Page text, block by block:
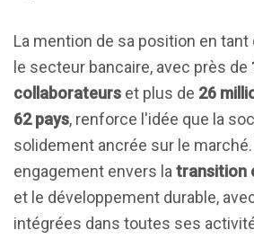
La mention de sa position en
le secteur bancaire, avec près de
collaborateurs et plus de 26
62 pays, renforce l'idée que la
solidement ancrée sur le marché.
engagement envers la transition
et le développement durable,
intégrées dans toutes ses